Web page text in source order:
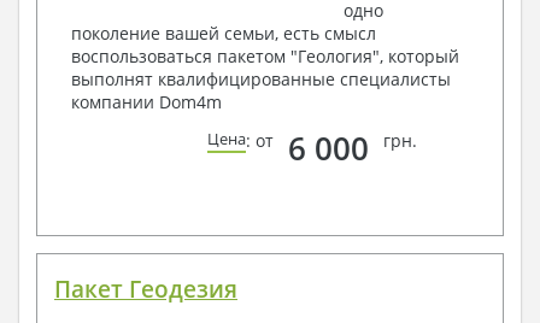
одно
поколение вашей семьи, есть смысл
воспользоваться пакетом "Геология", который
выполнят квалифицированные специалисты
компании Dom4m
Цена: от 6 000 грн.
Пакет Геодезия